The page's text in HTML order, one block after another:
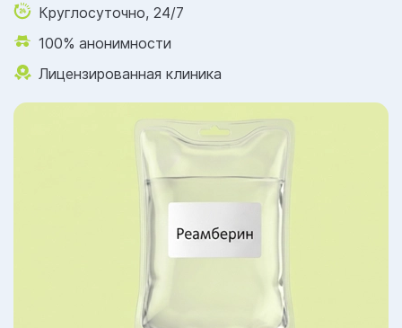
Круглосуточно, 24/7
100% анонимности
Лицензированная клиника